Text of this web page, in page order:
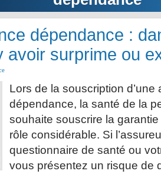
dépendance :
avoir surprime ou
Lors de la souscription d’une
dépendance, la santé de la
souhaite souscrire la
rôle considérable. Si
questionnaire de santé ou
vous présentez un risque de